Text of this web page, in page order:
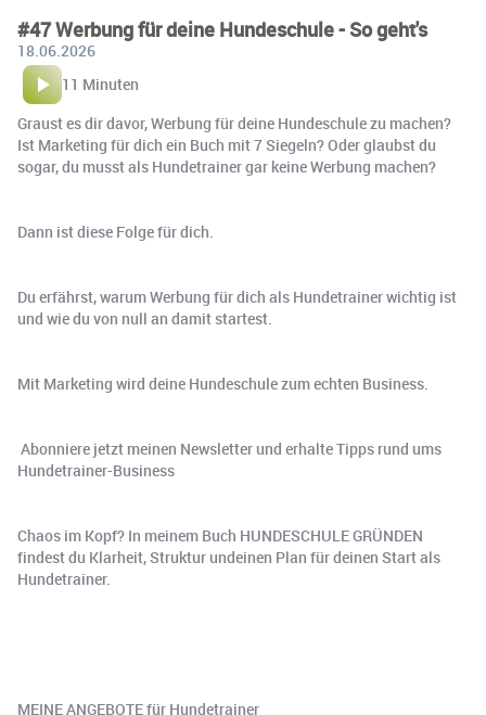
#47 Werbung für deine Hundeschule - So geht's
18.06.2026
11 Minuten
Graust es dir davor, Werbung für deine Hundeschule zu machen?
Ist Marketing für dich ein Buch mit 7 Siegeln? Oder glaubst du
sogar, du musst als Hundetrainer gar keine Werbung machen?
Dann ist diese Folge für dich.
Du erfährst, warum Werbung für dich als Hundetrainer wichtig ist
und wie du von null an damit startest.
Mit Marketing wird deine Hundeschule zum echten Business.
️ Abonniere jetzt meinen Newsletter und erhalte Tipps rund ums
Hundetrainer-Business
Chaos im Kopf? In meinem Buch HUNDESCHULE GRÜNDEN
findest du Klarheit, Struktur undeinen Plan für deinen Start als
Hundetrainer.
MEINE ANGEBOTE für Hundetrainer